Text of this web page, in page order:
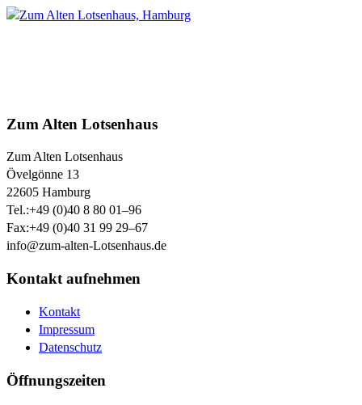
Zum Alten Lotsenhaus
Zum Alten Lotsenhaus
Övelgönne 13
22605 Hamburg
Tel.:+49 (0)40 8 80 01–96
Fax:+49 (0)40 31 99 29–67
info@zum-alten-Lotsenhaus.de
Kontakt aufnehmen
Kontakt
Impressum
Datenschutz
Öffnungszeiten